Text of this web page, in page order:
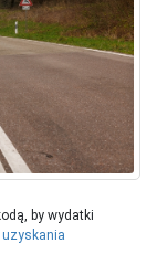
by wydatki